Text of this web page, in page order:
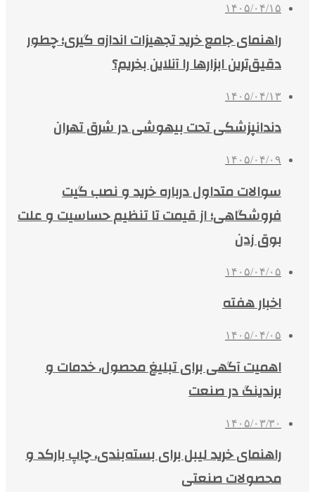
۱۴۰۵/۰۴/۱۵
راهنمای جامع خرید تجهیزات اندازه گیری؛ چطور
دقیق‌ترین ابزارها را آنلاین بخریم؟
۱۴۰۵/۰۴/۱۳
دندانپزشکی تحت بیهوشی در شرق تهران
۱۴۰۵/۰۴/۰۹
سوالات متداول درباره خرید و نصب گیت
فروشگاهی؛ از قیمت تا تنظیم حساسیت و علت
بوق زدن
۱۴۰۵/۰۴/۰۵
اخبار هفته
۱۴۰۵/۰۴/۰۵
اهمیت آگهی برای تبلیغ محصول، خدمات و
برندینگ در صنعت
۱۴۰۵/۰۳/۳۰
راهنمای خرید لیبل برای بسته‌بندی، چاپ بارکد و
محصولات صنعتی